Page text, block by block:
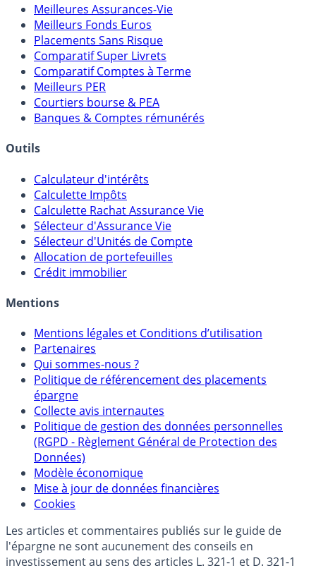
Meilleures Assurances-Vie
Meilleurs Fonds Euros
Placements Sans Risque
Comparatif Super Livrets
Comparatif Comptes à Terme
Meilleurs PER
Courtiers bourse & PEA
Banques & Comptes rémunérés
Outils
Calculateur d'intérêts
Calculette Impôts
Calculette Rachat Assurance Vie
Sélecteur d'Assurance Vie
Sélecteur d'Unités de Compte
Allocation de portefeuilles
Crédit immobilier
Mentions
Mentions légales et Conditions d’utilisation
Partenaires
Qui sommes-nous ?
Politique de référencement des placements
épargne
Collecte avis internautes
Politique de gestion des données personnelles
(RGPD - Règlement Général de Protection des
Données)
Modèle économique
Mise à jour de données financières
Cookies
Les articles et commentaires publiés sur le guide de
l'épargne ne sont aucunement des conseils en
investissement au sens des articles L. 321-1 et D. 321-1